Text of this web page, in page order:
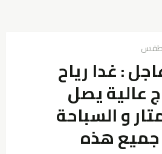
: غدا رياح
عالية يصل
3 أمتار و السباحة
هذه